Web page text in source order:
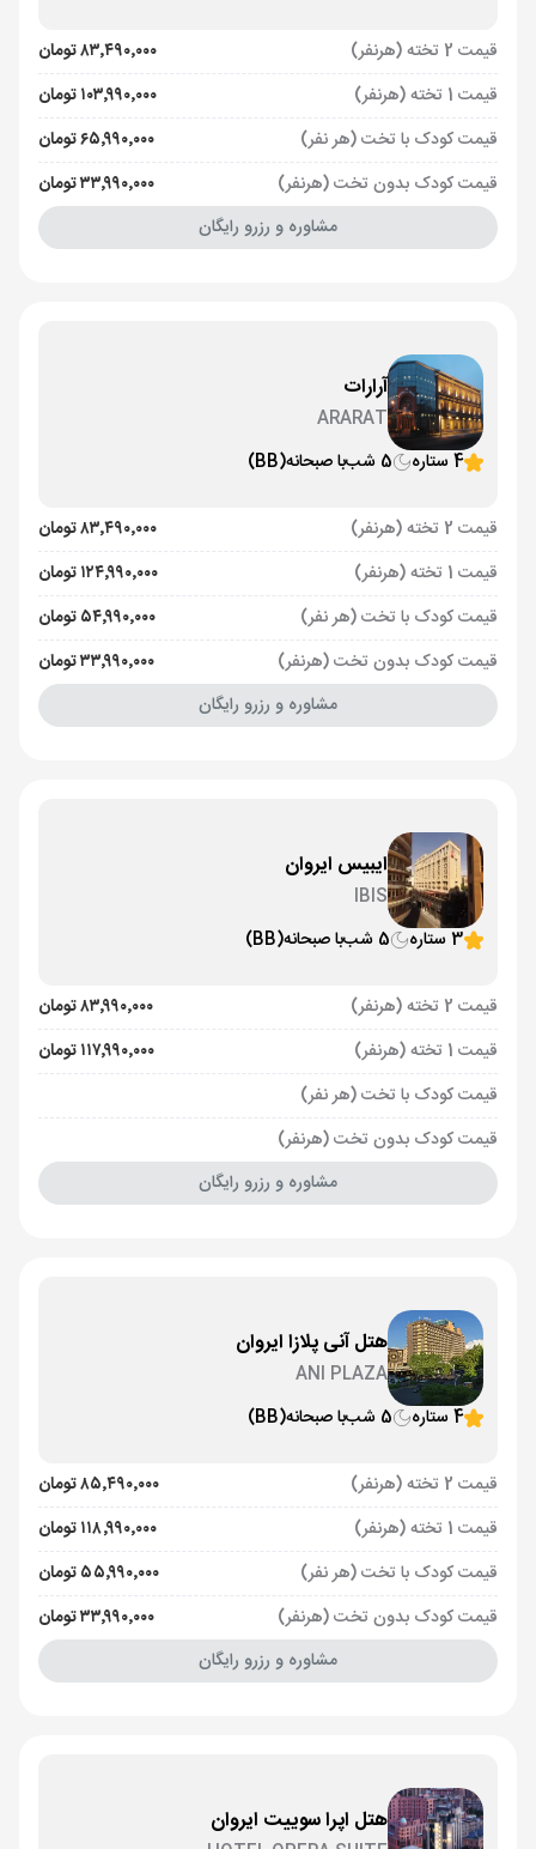
قیمت 2 تخته (هرنفر)
۸۳٬۴۹۰٬۰۰۰ تومان
قیمت 1 تخته (هرنفر)
۱۰۳٬۹۹۰٬۰۰۰ تومان
قیمت کودک با تخت (هر نفر)
۶۵٬۹۹۰٬۰۰۰ تومان
قیمت کودک بدون تخت (هرنفر)
۳۳٬۹۹۰٬۰۰۰ تومان
مشاوره و رزرو رایگان
آرارات
ARARAT
4 ستاره
5 شب با صبحانه(BB)
قیمت 2 تخته (هرنفر)
۸۳٬۴۹۰٬۰۰۰ تومان
قیمت 1 تخته (هرنفر)
۱۲۴٬۹۹۰٬۰۰۰ تومان
قیمت کودک با تخت (هر نفر)
۵۴٬۹۹۰٬۰۰۰ تومان
قیمت کودک بدون تخت (هرنفر)
۳۳٬۹۹۰٬۰۰۰ تومان
مشاوره و رزرو رایگان
ایبیس ایروان
IBIS
3 ستاره
5 شب با صبحانه(BB)
قیمت 2 تخته (هرنفر)
۸۳٬۹۹۰٬۰۰۰ تومان
قیمت 1 تخته (هرنفر)
۱۱۷٬۹۹۰٬۰۰۰ تومان
قیمت کودک با تخت (هر نفر)
قیمت کودک بدون تخت (هرنفر)
مشاوره و رزرو رایگان
هتل آنی پلازا ایروان
ANI PLAZA
4 ستاره
5 شب با صبحانه(BB)
قیمت 2 تخته (هرنفر)
۸۵٬۴۹۰٬۰۰۰ تومان
قیمت 1 تخته (هرنفر)
۱۱۸٬۹۹۰٬۰۰۰ تومان
قیمت کودک با تخت (هر نفر)
۵۵٬۹۹۰٬۰۰۰ تومان
قیمت کودک بدون تخت (هرنفر)
۳۳٬۹۹۰٬۰۰۰ تومان
مشاوره و رزرو رایگان
هتل اپرا سوییت ایروان